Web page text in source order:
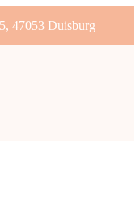
47053 Duisburg